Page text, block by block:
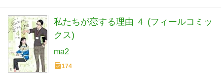
私たちが恋する理由 ４ (フィールコミッ
クス)
ma2
174